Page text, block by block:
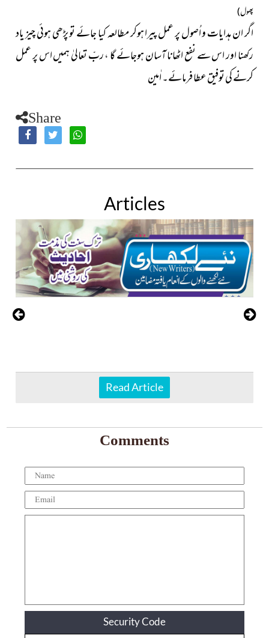
پھول)
اگر ان ہدایات و اُصول پر عمل پیرا ہوکر مطالعہ کیا جائے تو پڑھی ہوئی چیز یاد
رکھنا اور اس سے نفع اٹھانا آسان ہوجائے گا ، ربّ تعالیٰ ہمیں اس پر عمل
کرنے کی توفیق عطا فرمائے۔ اٰمین
Share
Articles
Read Article
Comments
Security Code